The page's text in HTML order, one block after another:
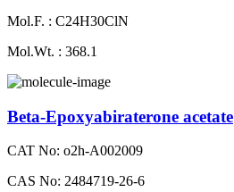
Mol.F. : C24H30ClN
Mol.Wt. : 368.1
Beta-Epoxyabiraterone acetate
CAT No: o2h-A002009
CAS No: 2484719-26-6